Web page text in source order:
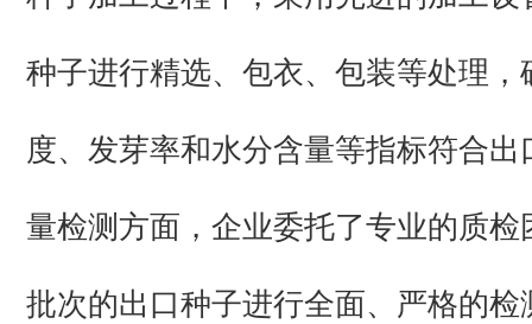
种子进行精选、包衣、包装等处理，
度、发芽率和水分含量等指标符合出
量检测方面，企业委托了专业的质检
批次的出口种子进行全面、严格的检